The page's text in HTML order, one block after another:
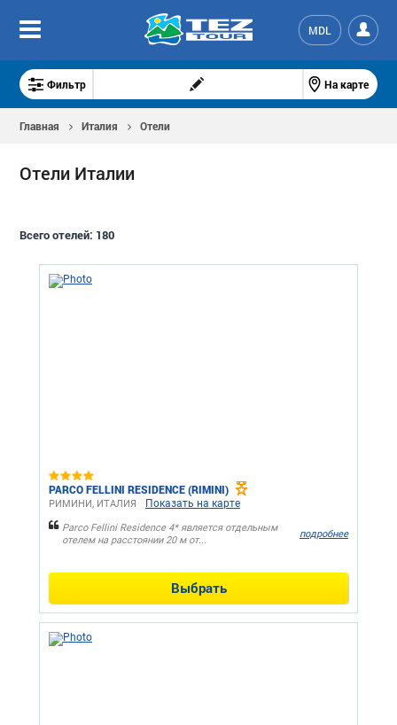
MDL
Фильтр На карте
Главная Италия Отели
Отели Италии
Всего отелей: 180
PARCO FELLINI RESIDENCE (RIMINI)
РИМИНИ, ИТАЛИЯ Показать на карте
Parco Fellini Residence 4* является отдельным
отелем на расстоянии 20 м от...
подробнее
Выбрать